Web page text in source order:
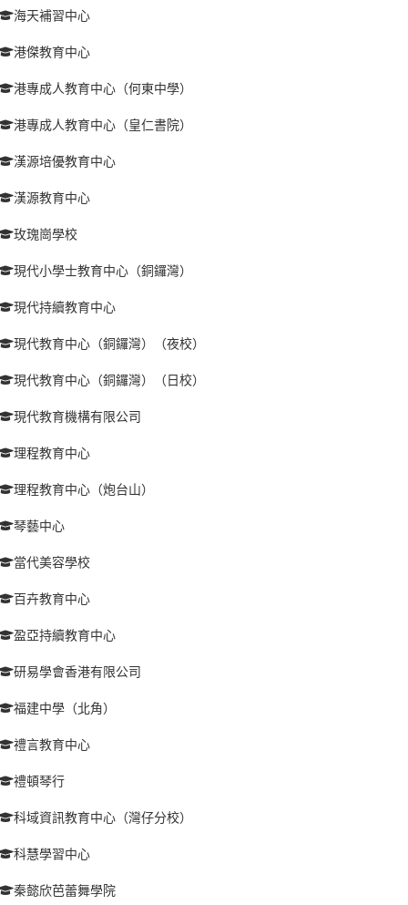
海天補習中心
港傑教育中心
港專成人教育中心（何東中學）
港專成人教育中心（皇仁書院）
漢源培優教育中心
漢源教育中心
玫瑰崗學校
現代小學士教育中心（銅鑼灣）
現代持續教育中心
現代教育中心（銅鑼灣）（夜校）
現代教育中心（銅鑼灣）（日校）
現代教育機構有限公司
理程教育中心
理程教育中心（炮台山）
琴藝中心
當代美容學校
百卉教育中心
盈亞持續教育中心
研易學會香港有限公司
福建中學（北角）
禮言教育中心
禮頓琴行
科域資訊教育中心（灣仔分校）
科慧學習中心
秦懿欣芭蕾舞學院